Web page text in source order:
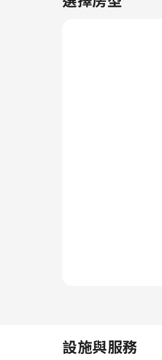
範圍均為無煙區，
設施與服務